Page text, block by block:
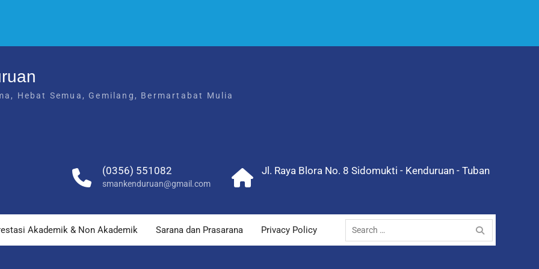
Hebat Semua, Gemilang, Bermartabat Mulia
(0356) 551082
smankenduruan@gmail.com
Jl. Raya Blora No. 8 Sidomukti - Kenduruan - Tuban
Akademik & Non Akademik Sarana dan Prasarana Privacy Policy
Search
for: